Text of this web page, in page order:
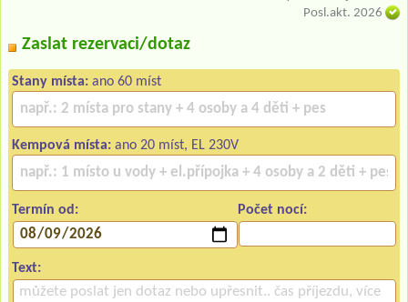
Posl.akt. 2026
Zaslat rezervaci/dotaz
Stany místa: ano 60 míst
Kempová místa: ano 20 míst, EL 230V
Termín od: Počet nocí:
Text: